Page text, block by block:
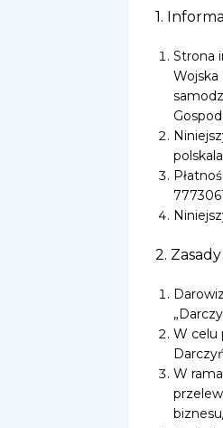
1.
Strona
Wojska
2.
W celu
W